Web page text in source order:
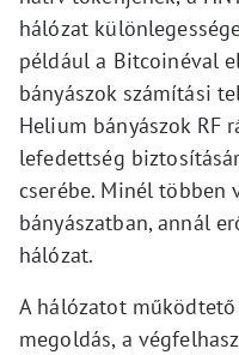
hálózat
például a Bitcoinéval
bányászok számítási
Helium bányászok RF
lefedettség
cserébe. Minél többen
bányászatban, annál
hálózat.
A hálózatot
megoldás, a